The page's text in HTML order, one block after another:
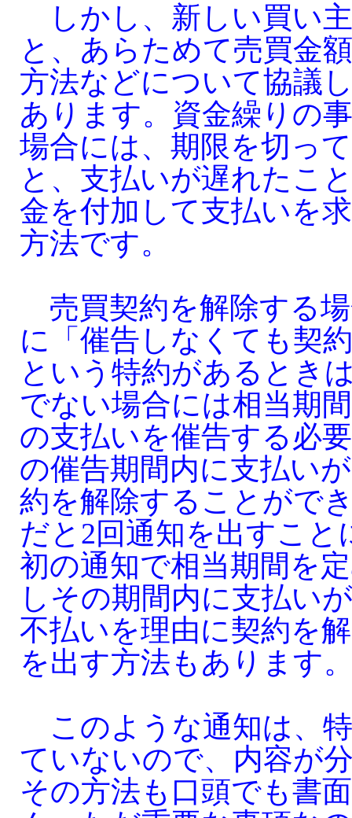
しかし、新しい買い
と、あらためて売買金
方法などについて協議
あります。資金繰りの
場合には、期限を切っ
と、支払いが遅れたこ
金を付加して支払いを
方法です。
売買契約を解除する
に「催告しなくても契
という特約があるとき
でない場合には相当期
の支払いを催告する必
の催告期間内に支払い
約を解除することがで
だと2回通知を出すこと
初の通知で相当期間を
しその期間内に支払い
不払いを理由に契約を
を出す方法もあります
このような通知は、
ていないので、内容が
その方法も口頭でも書